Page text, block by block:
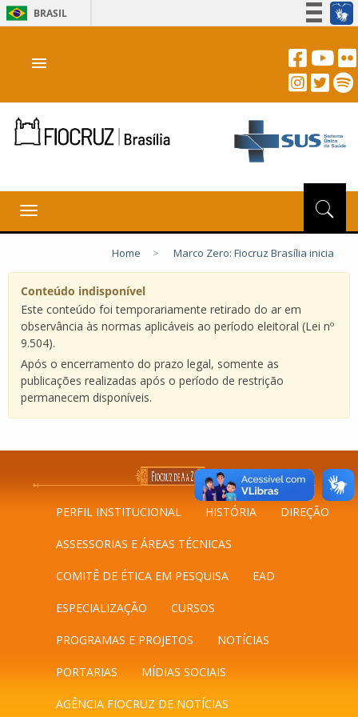
BRASIL
Acesso à informação
Canais
menu
Toggle
navigation
Home > Marco Zero: Fiocruz Brasília inicia
Conteúdo indisponível
Este conteúdo foi temporariamente retirado do ar em
observância às normas aplicáveis ao período eleitoral (Lei nº
9.504).
Após o encerramento do prazo legal, somente as
publicações realizadas após o período de restrição
permanecem disponíveis.
PERFIL INSTITUCIONAL HISTÓRIA DIREÇÃO
ASSESSORIAS E ÁREAS TÉCNICAS
COMITÊ DE ÉTICA EM PESQUISA EAD
ESPECIALIZAÇÃO CURSOS
PROGRAMAS E PROJETOS NOTÍCIAS
PORTARIAS MÍDIAS SOCIAIS
AGÊNCIA FIOCRUZ DE NOTÍCIAS